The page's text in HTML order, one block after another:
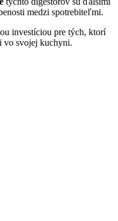
medzi spotrebiteľmi.
investíciou pre tých, ktorí
vo svojej kuchyni.